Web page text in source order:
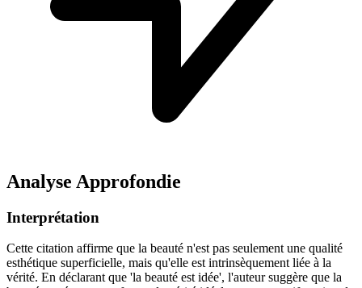
Analyse Approfondie
Interprétation
Cette citation affirme que la beauté n'est pas seulement une qualité
esthétique superficielle, mais qu'elle est intrinsèquement liée à la
vérité. En déclarant que 'la beauté est idée', l'auteur suggère que la